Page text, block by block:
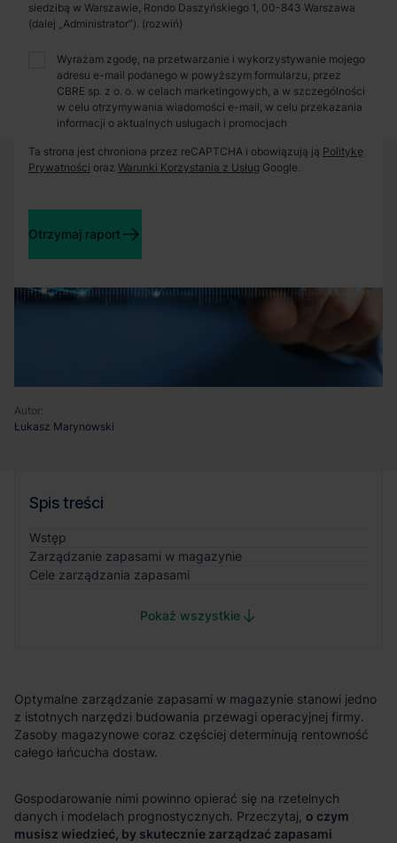
Autor:
Łukasz Marynowski
Spis treści
Wstęp
Zarządzanie zapasami w magazynie
Cele zarządzania zapasami
Pokaż wszystkie
o czym
musisz wiedzieć, by skutecznie zarządzać zapasami
Zaprosimy Cię na spotkanie, omówimy szczegóły i
pokażemy inwestycje.
Zamknij
siedzibą w Warszawie, Rondo Daszyńskiego 1, 00-843 Warszawa
(dalej „Administrator”).
Wyrażam zgodę, na przetwarzanie i wykorzystywanie mojego
adresu e-mail podanego w powyższym formularzu, przez
CBRE sp. z o. o. w celach marketingowych, a w szczególności
w celu otrzymywania wiadomości e-mail, w celu przekazania
informacji o aktualnych usługach i promocjach
Ta strona jest chroniona przez reCAPTCHA i obowiązują ją Politykę
Prywatności oraz Warunki Korzystania z Usług Google.
Otrzymaj raport